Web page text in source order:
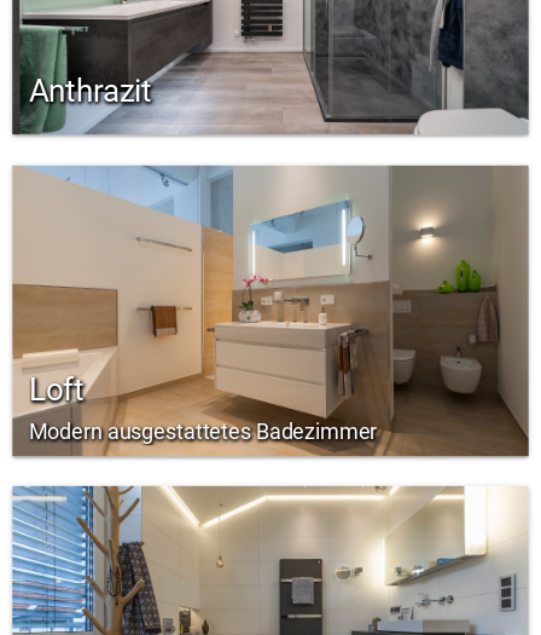
Anthrazit
Loft
Modern ausgestattetes Badezimmer